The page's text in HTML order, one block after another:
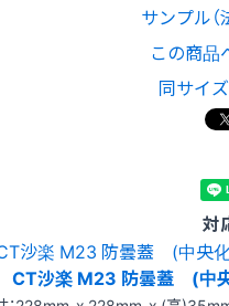
サンプル（
この商品
同サイ
対
CT沙楽 M23 防曇蓋 (中